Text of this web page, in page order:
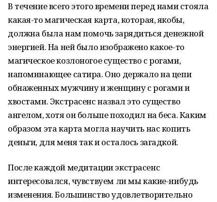
В течение всего этого времени перед нами стояла
какая-то магическая карта, которая, якобы,
должна была нам помочь зарядиться денежной
энергией. На ней было изображено какое-то
магическое козлоногое существо с рогами,
напоминающее сатира. Оно держало на цепи
обнаженных мужчину и женщину с рогами и
хвостами. Экстрасенс назвал это существо
ангелом, хотя он больше походил на беса. Каким
образом эта карта могла научить нас копить
деньги, для меня так и осталось загадкой.
После каждой медитации экстрасенс
интересовался, чувствуем ли мы какие-нибудь
изменения. Большинство удовлетворительно